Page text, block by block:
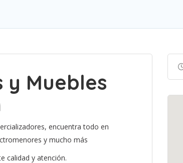
y Muebles
encuentra todo en
y mucho más
calidad y atención.